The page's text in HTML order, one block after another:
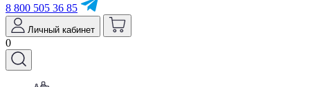
8 800 505 36 85
Личный кабинет
0